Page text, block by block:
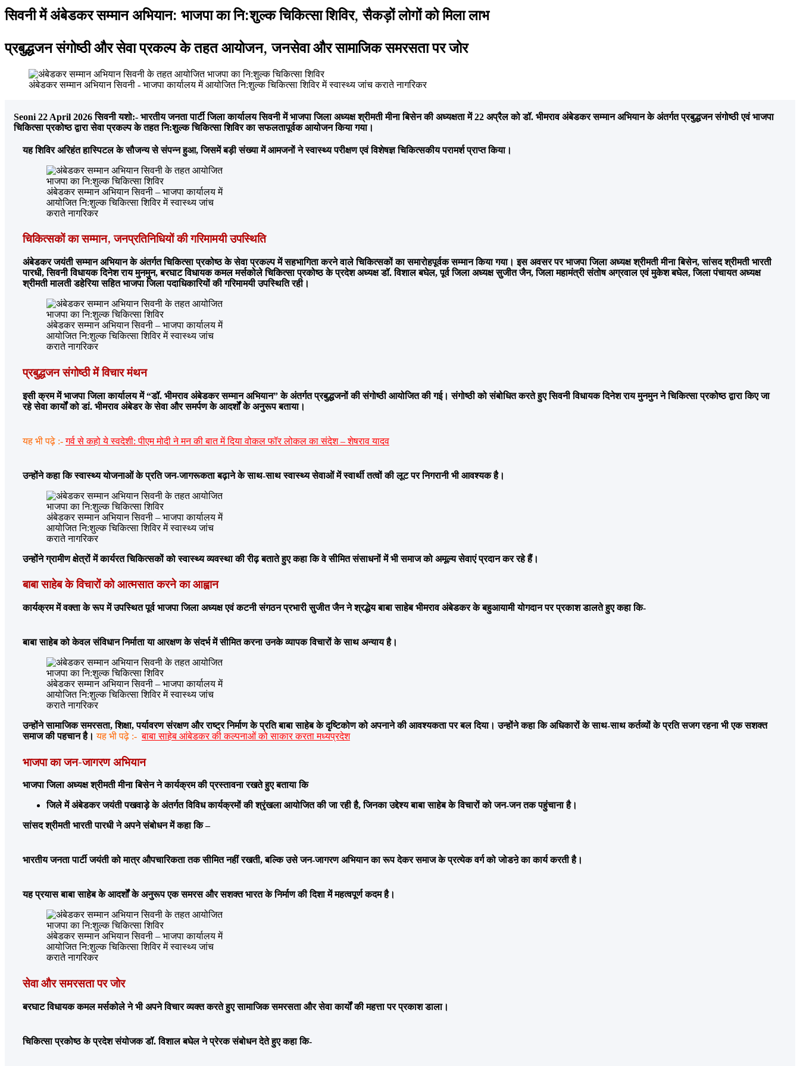
सिवनी में अंबेडकर सम्मान अभियान: भाजपा का नि:शुल्क चिकित्सा शिविर, सैकड़ों लोगों को मिला लाभ
प्रबुद्धजन संगोष्ठी और सेवा प्रकल्प के तहत आयोजन, जनसेवा और सामाजिक समरसता पर जोर
अंबेडकर सम्मान अभियान सिवनी - भाजपा कार्यालय में आयोजित नि:शुल्क चिकित्सा शिविर में स्वास्थ्य जांच कराते नागरिकर
Seoni 22 April 2026 सिवनी यशो:- भारतीय जनता पार्टी जिला कार्यालय सिवनी में भाजपा जिला अध्यक्ष श्रीमती मीना बिसेन की अध्यक्षता में 22 अप्रैल को डॉ. भीमराव अंबेडकर सम्मान अभियान के अंतर्गत प्रबुद्धजन संगोष्ठी एवं भाजपा
चिकित्सा प्रकोष्ठ द्वारा सेवा प्रकल्प के तहत नि:शुल्क चिकित्सा शिविर का सफलतापूर्वक आयोजन किया गया।
यह शिविर अरिहंत हास्पिटल के सौजन्य से संपन्न हुआ, जिसमें बड़ी संख्या में आमजनों ने स्वास्थ्य परीक्षण एवं विशेषज्ञ चिकित्सकीय परामर्श प्राप्त किया।
अंबेडकर सम्मान अभियान सिवनी – भाजपा कार्यालय में
आयोजित नि:शुल्क चिकित्सा शिविर में स्वास्थ्य जांच
कराते नागरिकर
चिकित्सकों का सम्मान, जनप्रतिनिधियों की गरिमामयी उपस्थिति
अंबेडकर जयंती सम्मान अभियान के अंतर्गत चिकित्सा प्रकोष्ठ के सेवा प्रकल्प में सहभागिता करने वाले चिकित्सकों का समारोहपूर्वक सम्मान किया गया। इस अवसर पर भाजपा जिला अध्यक्ष श्रीमती मीना बिसेन, सांसद श्रीमती भारती
पारधी, सिवनी विधायक दिनेश राय मुनमुन, बरघाट विधायक कमल मर्सकोले चिकित्सा प्रकोष्ठ के प्रदेश अध्यक्ष डॉ. विशाल बघेल, पूर्व जिला अध्यक्ष सुजीत जैन, जिला महामंत्री संतोष अग्रवाल एवं मुकेश बघेल, जिला पंचायत अध्यक्ष
श्रीमती मालती डहेरिया सहित भाजपा जिला पदाधिकारियों की गरिमामयी उपस्थिति रही।
अंबेडकर सम्मान अभियान सिवनी – भाजपा कार्यालय में
आयोजित नि:शुल्क चिकित्सा शिविर में स्वास्थ्य जांच
कराते नागरिकर
प्रबुद्धजन संगोष्ठी में विचार मंथन
इसी क्रम में भाजपा जिला कार्यालय में “डॉ. भीमराव अंबेडकर सम्मान अभियान” के अंतर्गत प्रबुद्धजनों की संगोष्ठी आयोजित की गई। संगोष्ठी को संबोधित करते हुए सिवनी विधायक दिनेश राय मुनमुन ने चिकित्सा प्रकोष्ठ द्वारा किए जा
रहे सेवा कार्यों को डां. भीमराव अंबेडर के सेवा और समर्पण के आदर्शों के अनुरूप बताया।
यह भी पढ़े :-गर्व से कहो ये स्वदेशी: पीएम मोदी ने मन की बात में दिया वोकल फॉर लोकल का संदेश – शेषराव यादव
उन्होंने कहा कि स्वास्थ्य योजनाओं के प्रति जन-जागरूकता बढ़ाने के साथ-साथ स्वास्थ्य सेवाओं में स्वार्थी तत्वों की लूट पर निगरानी भी आवश्यक है।
अंबेडकर सम्मान अभियान सिवनी – भाजपा कार्यालय में
आयोजित नि:शुल्क चिकित्सा शिविर में स्वास्थ्य जांच
कराते नागरिकर
उन्होंने ग्रामीण क्षेत्रों में कार्यरत चिकित्सकों को स्वास्थ्य व्यवस्था की रीढ़ बताते हुए कहा कि वे सीमित संसाधनों में भी समाज को अमूल्य सेवाएं प्रदान कर रहे हैं।
बाबा साहेब के विचारों को आत्मसात करने का आह्वान
कार्यक्रम में वक्ता के रूप में उपस्थित पूर्व भाजपा जिला अध्यक्ष एवं कटनी संगठन प्रभारी सुजीत जैन ने श्रद्धेय बाबा साहेब भीमराव अंबेडकर के बहुआयामी योगदान पर प्रकाश डालते हुए कहा कि-
बाबा साहेब को केवल संविधान निर्माता या आरक्षण के संदर्भ में सीमित करना उनके व्यापक विचारों के साथ अन्याय है।
अंबेडकर सम्मान अभियान सिवनी – भाजपा कार्यालय में
आयोजित नि:शुल्क चिकित्सा शिविर में स्वास्थ्य जांच
कराते नागरिकर
उन्होंने सामाजिक समरसता, शिक्षा, पर्यावरण संरक्षण और राष्ट्र निर्माण के प्रति बाबा साहेब के दृष्टिकोण को अपनाने की आवश्यकता पर बल दिया।उन्होंने कहा कि अधिकारों के साथ-साथ कर्तव्यों के प्रति सजग रहना भी एक सशक्त
समाज की पहचान है। यह भी पढ़े :- बाबा साहेब आंबेडकर की कल्पनाओं को साकार करता मध्यप्रदेश
भाजपा का जन-जागरण अभियान
भाजपा जिला अध्यक्ष श्रीमती मीना बिसेन ने कार्यक्रम की प्रस्तावना रखते हुए बताया कि
जिले में अंबेडकर जयंती पखवाड़े के अंतर्गत विविध कार्यक्रमों की श्रृंखला आयोजित की जा रही है, जिनका उद्देश्य बाबा साहेब के विचारों को जन-जन तक पहुंचाना है।
सांसद श्रीमती भारती पारधी ने अपने संबोधन में कहा कि –
भारतीय जनता पार्टी जयंती को मात्र औपचारिकता तक सीमित नहीं रखती, बल्कि उसे जन-जागरण अभियान का रूप देकर समाज के प्रत्येक वर्ग को जोडऩे का कार्य करती है।
यह प्रयास बाबा साहेब के आदर्शों के अनुरूप एक समरस और सशक्त भारत के निर्माण की दिशा में महत्वपूर्ण कदम है।
अंबेडकर सम्मान अभियान सिवनी – भाजपा कार्यालय में
आयोजित नि:शुल्क चिकित्सा शिविर में स्वास्थ्य जांच
कराते नागरिकर
सेवा और समरसता पर जोर
बरघाट विधायक कमल मर्सकोले ने भी अपने विचार व्यक्त करते हुए सामाजिक समरसता और सेवा कार्यों की महत्ता पर प्रकाश डाला।
चिकित्सा प्रकोष्ठ के प्रदेश संयोजक डॉ. विशाल बघेल ने प्रेरक संबोधन देते हुए कहा कि-